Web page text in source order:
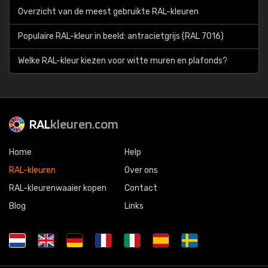
Overzicht van de meest gebruikte RAL-kleuren
Populaire RAL-kleur in beeld: antracietgrijs (RAL 7016)
Welke RAL-kleur kiezen voor witte muren en plafonds?
RALkleuren.com
Home
RAL-kleuren
RAL-kleurenwaaier kopen
Blog
Help
Over ons
Contact
Links